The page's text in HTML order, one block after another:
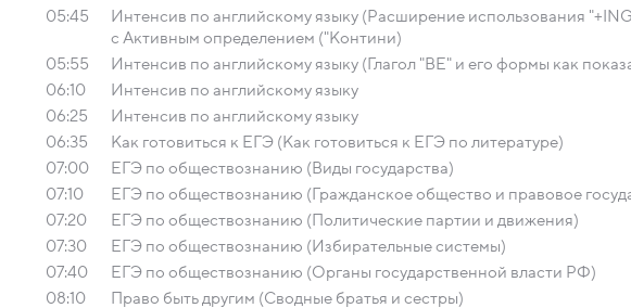
05:45
Интенсив по английскому языку (Расширение использования
с Активным определением ("Контини)
05:55
Интенсив по английскому языку (Глагол "BE" и его формы как
06:10
Интенсив по английскому языку
06:25
Интенсив по английскому языку
06:35
Как готовиться к ЕГЭ (Как готовиться к ЕГЭ по литературе)
07:00
ЕГЭ по обществознанию (Виды государства)
07:10
ЕГЭ по обществознанию (Гражданское общество и правовое
07:20
ЕГЭ по обществознанию (Политические партии и движения)
07:30
ЕГЭ по обществознанию (Избирательные системы)
07:40
ЕГЭ по обществознанию (Органы государственной власти РФ)
08:10
Право быть другим (Сводные братья и сестры)